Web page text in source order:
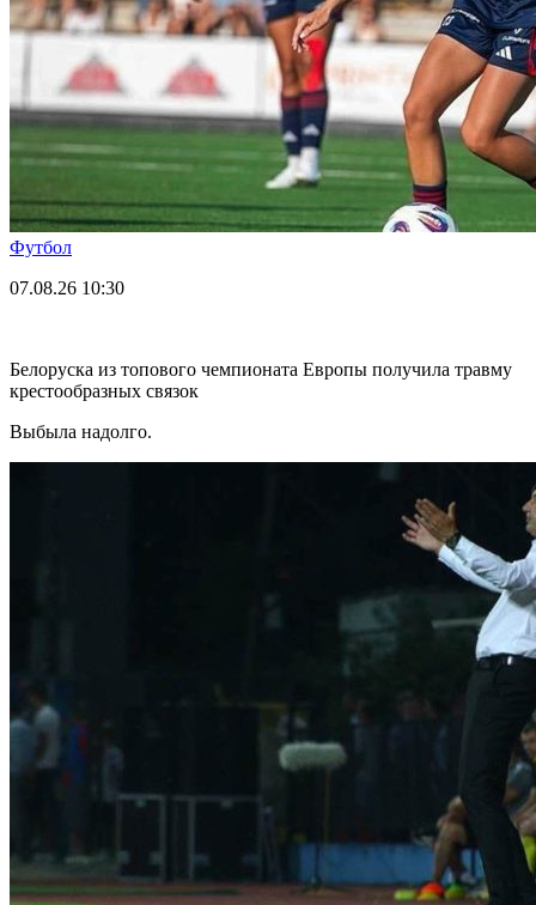
Футбол
07.08.26 10:30
Белоруска из топового чемпионата Европы получила травму
крестообразных связок
Выбыла надолго.